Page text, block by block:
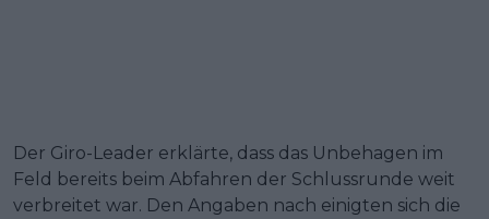
Der Giro-Leader erklärte, dass das Unbehagen im
Feld bereits beim Abfahren der Schlussrunde weit
verbreitet war. Den Angaben nach einigten sich die